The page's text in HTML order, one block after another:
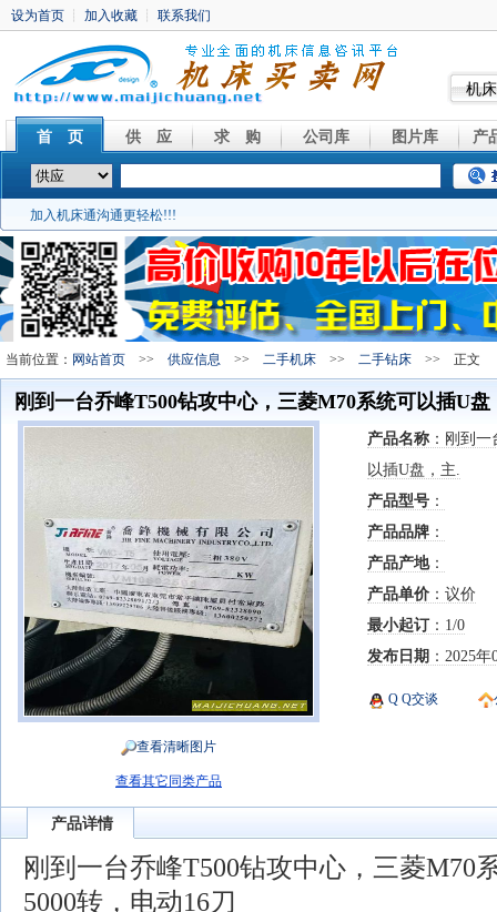
机
首 页 供 应 求 购 公司库 图片库 产
加入机床通沟通更轻松!!!
当前位置： 网站首页 >> 供应信息 >> 二手机床 >> 二手钻床 >> 正文
刚到一台乔峰T500钻攻中心，三菱M70系统可以插U盘
查看清晰图片
查看其它同类产品
产品名称 ：刚到
以插U盘，主.
产品型号 ：
产品品牌 ：
产品产地：
产品单价 ：议价
最小起订：1/0
发布日期 ：2025
Q Q交谈
产品详情
刚到一台乔峰T500钻攻中心，三菱M70
5000转，电动16刀